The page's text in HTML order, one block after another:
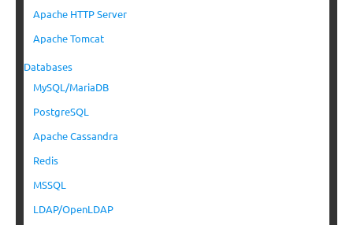
Apache HTTP Server
Apache Tomcat
Databases
MySQL/MariaDB
PostgreSQL
Apache Cassandra
Redis
MSSQL
LDAP/OpenLDAP